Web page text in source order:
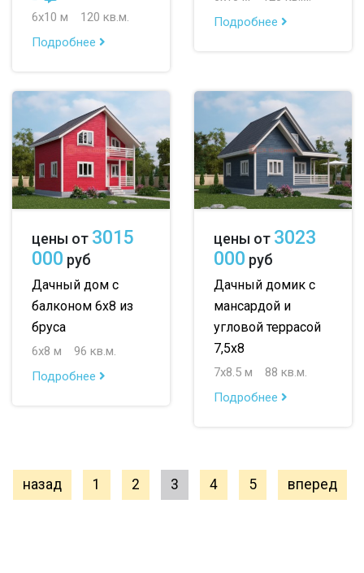
6х10 м
120 кв.м.
Подробнее
Подробнее
цены от 3015
000 руб
Дачный дом с
балконом 6х8 из
бруса
6х8 м
96 кв.м.
Подробнее
цены от 3023
000 руб
Дачный домик с
мансардой и
угловой террасой
7,5х8
7х8.5 м
88 кв.м.
Подробнее
назад 1 2 3 4 5 вперед